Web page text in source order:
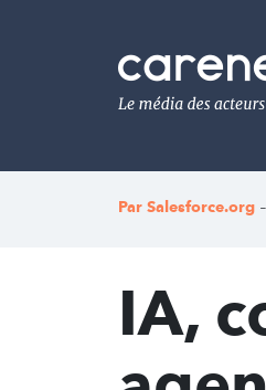
Le
média
de
l'engagement
Par Salesforce.org
IA,